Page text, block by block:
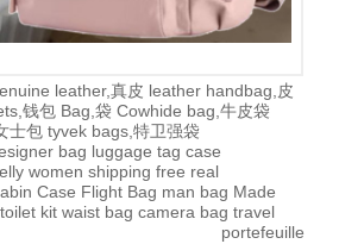
leather,真皮 leather handbag,皮
钱包 Bag,袋 Cowhide bag,牛皮袋
士包 tyvek bags,特卫强袋
bag luggage tag case
women shipping free real
Case Flight Bag man bag Made
toilet kit waist bag camera bag travel
portefeuille